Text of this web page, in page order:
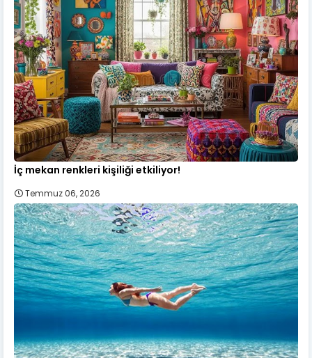
İç mekan renkleri kişiliği etkiliyor!
Temmuz 06, 2026